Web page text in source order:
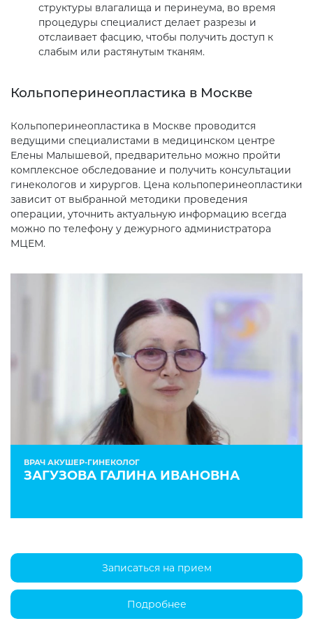
структуры влагалища и перинеума, во время
процедуры специалист делает разрезы и
отслаивает фасцию, чтобы получить доступ к
слабым или растянутым тканям.
Кольпоперинеопластика в Москве
Кольпоперинеопластика в Москве проводится
ведущими специалистами в медицинском центре
Елены Малышевой, предварительно можно пройти
комплексное обследование и получить консультации
гинекологов и хирургов. Цена кольпоперинеопластики
зависит от выбранной методики проведения
операции, уточнить актуальную информацию всегда
можно по телефону у дежурного администратора
МЦЕМ.
ВРАЧ АКУШЕР-ГИНЕКОЛОГ
ЗАГУЗОВА ГАЛИНА ИВАНОВНА
Записаться на прием
Подробнее